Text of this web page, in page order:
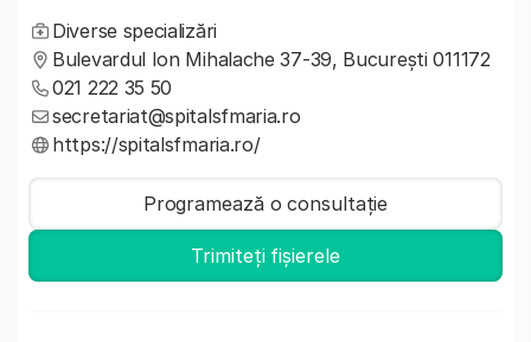
Diverse specializări
Bulevardul Ion Mihalache 37-39, București 011172
021 222 35 50
secretariat@spitalsfmaria.ro
https://spitalsfmaria.ro/
Programează o consultație
Trimiteți fișierele